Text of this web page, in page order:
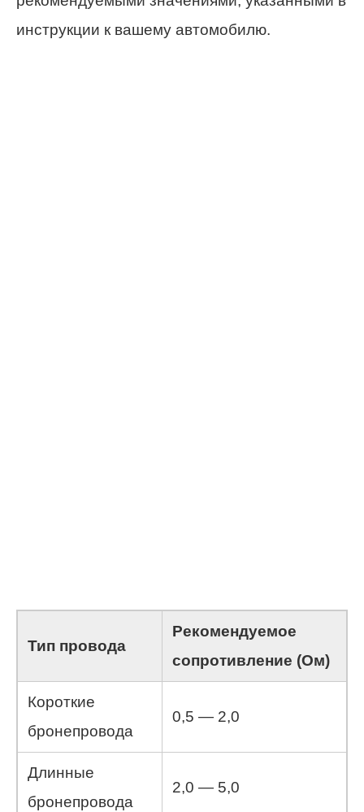
инструкции к вашему автомобилю.
Тип провода
Рекомендуемое
сопротивление (Ом)
Короткие
бронепровода
0,5 — 2,0
Длинные
бронепровода
2,0 — 5,0